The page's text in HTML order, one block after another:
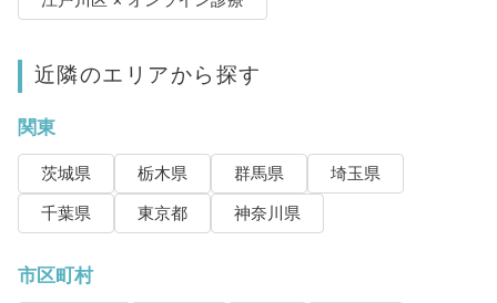
近隣のエリアから探す
関東
茨城県 栃木県 群馬県
埼玉県
千葉県
東京都 神奈川県
市区町村